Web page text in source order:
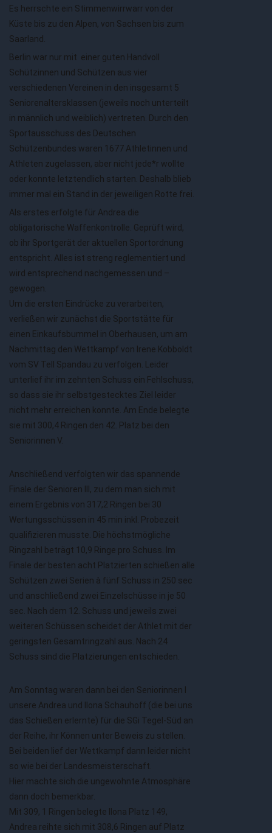
Es herrschte ein Stimmenwirrwarr von der
Küste bis zu den Alpen, von Sachsen bis zum
Saarland.
Berlin war nur mit einer guten Handvoll
Schützinnen und Schützen aus vier
verschiedenen Vereinen in den insgesamt 5
Seniorenaltersklassen (jeweils noch unterteilt
in männlich und weiblich) vertreten. Durch den
Sportausschuss des Deutschen
Schützenbundes waren 1677 Athletinnen und
Athleten zugelassen, aber nicht jede*r wollte
oder konnte letztendlich starten. Deshalb blieb
immer mal ein Stand in der jeweiligen Rotte frei.
Als erstes erfolgte für Andrea die
obligatorische Waffenkontrolle. Geprüft wird,
ob ihr Sportgerät der aktuellen Sportordnung
entspricht. Alles ist streng reglementiert und
wird entsprechend nachgemessen und –
gewogen.
Um die ersten Eindrücke zu verarbeiten,
verließen wir zunächst die Sportstätte für
einen Einkaufsbummel in Oberhausen, um am
Nachmittag den Wettkampf von Irene Kobboldt
vom SV Tell Spandau zu verfolgen. Leider
unterlief ihr im zehnten Schuss ein Fehlschuss,
so dass sie ihr selbstgestecktes Ziel leider
nicht mehr erreichen konnte. Am Ende belegte
sie mit 300,4 Ringen den 42. Platz bei den
Seniorinnen V.
Anschließend verfolgten wir das spannende
Finale der Senioren III, zu dem man sich mit
einem Ergebnis von 317,2 Ringen bei 30
Wertungsschüssen in 45 min inkl. Probezeit
qualifizieren musste. Die höchstmögliche
Ringzahl beträgt 10,9 Ringe pro Schuss. Im
Finale der besten acht Platzierten schießen alle
Schützen zwei Serien à fünf Schuss in 250 sec
und anschließend zwei Einzelschüsse in je 50
sec. Nach dem 12. Schuss und jeweils zwei
weiteren Schüssen scheidet der Athlet mit der
geringsten Gesamtringzahl aus. Nach 24
Schuss sind die Platzierungen entschieden.
Am Sonntag waren dann bei den Seniorinnen I
unsere Andrea und Ilona Schauhoff (die bei uns
das Schießen erlernte) für die SGi Tegel-Süd an
der Reihe, ihr Können unter Beweis zu stellen.
Bei beiden lief der Wettkampf dann leider nicht
so wie bei der Landesmeisterschaft.
Hier machte sich die ungewohnte Atmosphäre
dann doch bemerkbar.
Mit 309, 1 Ringen belegte Ilona Platz 149,
Andrea reihte sich mit 308,6 Ringen auf Platz